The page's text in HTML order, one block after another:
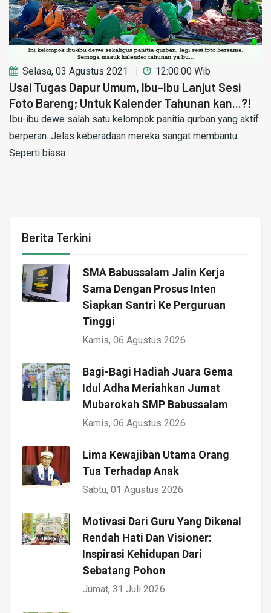
Selasa, 03 Agustus 2021 12:00:00 Wib
Usai Tugas Dapur Umum, Ibu-Ibu Lanjut Sesi
Foto Bareng; Untuk Kalender Tahunan kan...?!
Ibu-ibu dewe salah satu kelompok panitia qurban yang aktif
berperan. Jelas keberadaan mereka sangat membantu.
Seperti biasa .
Berita Terkini
SMA Babussalam Jalin Kerja
Sama Dengan Prosus Inten
Siapkan Santri Ke Perguruan
Tinggi
Kamis, 06 Agustus 2026
Bagi-Bagi Hadiah Juara Gema
Idul Adha Meriahkan Jumat
Mubarokah SMP Babussalam
Kamis, 06 Agustus 2026
Lima Kewajiban Utama Orang
Tua Terhadap Anak
Sabtu, 01 Agustus 2026
Motivasi Dari Guru Yang Dikenal
Rendah Hati Dan Visioner:
Inspirasi Kehidupan Dari
Sebatang Pohon
Jumat, 31 Juli 2026